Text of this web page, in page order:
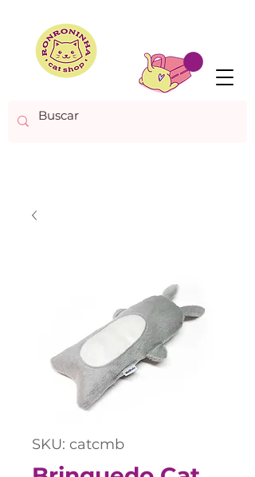
SKU: catcmb